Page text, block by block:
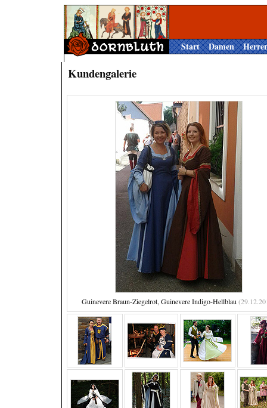
Start Damen
Kundengalerie
Guinevere Braun-Ziegelrot, Guinevere Indigo-Hellblau